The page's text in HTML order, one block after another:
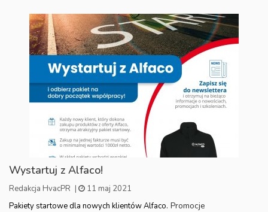
Wystartuj z Alfaco!
Redakcja HvacPR |
11 maj 2021
Pakiety startowe dla nowych klientów Alfaco. Promocje